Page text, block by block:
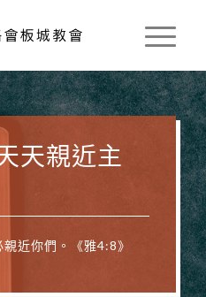
天親近主
近你們。《雅4:8》